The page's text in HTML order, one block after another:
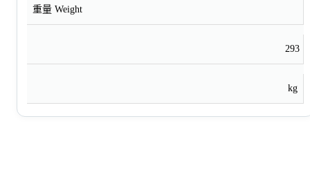
重量 Weight
293
kg